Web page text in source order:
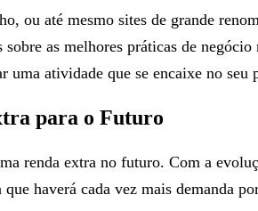
ou até mesmo sites de grande
as melhores práticas de
atividade que se encaixe no
para o Futuro
renda extra no futuro. Com a
haverá cada vez mais demanda